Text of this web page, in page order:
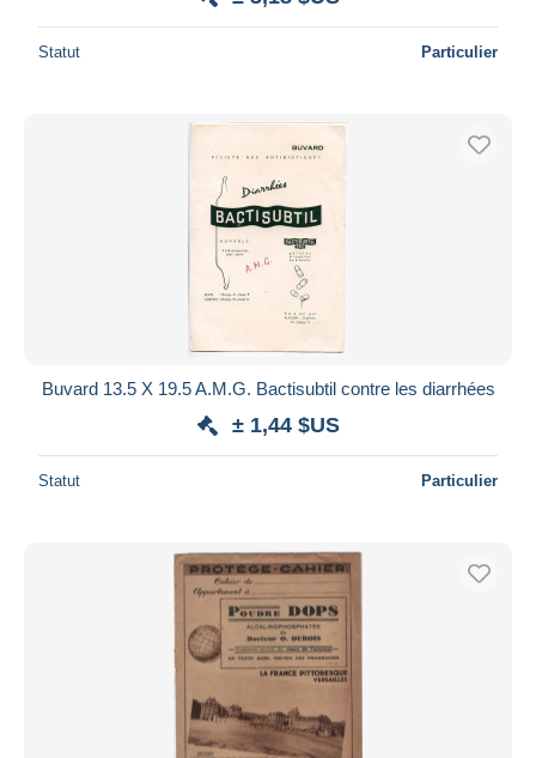
Statut Particulier
Buvard 13.5 X 19.5 A.M.G. Bactisubtil contre les diarrhées
± 1,44 $US
Statut Particulier